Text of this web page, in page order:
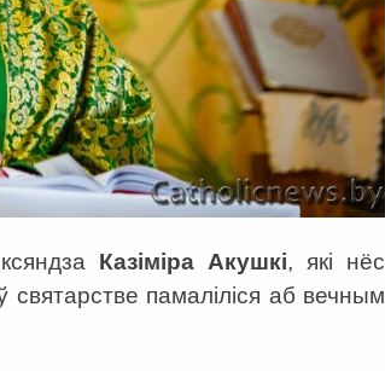
Казіміра Акушкі, які нёс
памаліліся аб вечным